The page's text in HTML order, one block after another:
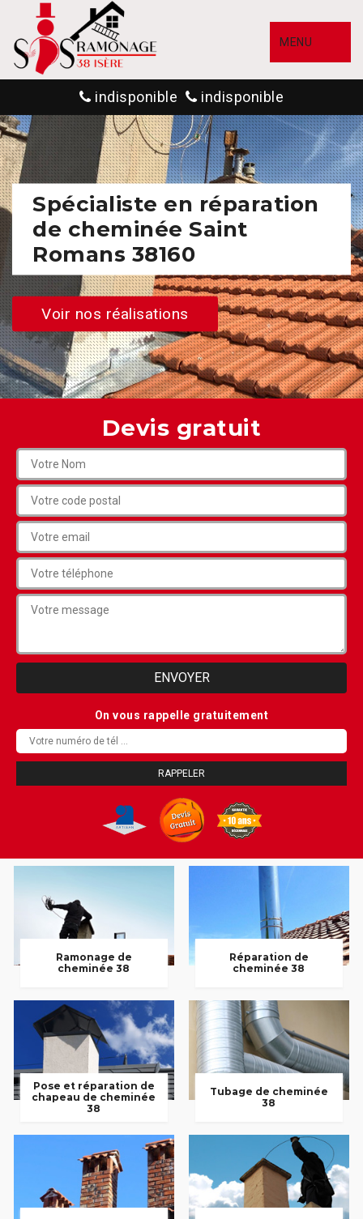
MENU
indisponible indisponible
Spécialiste en réparation
de cheminée Saint
Romans 38160
Voir nos réalisations
Devis gratuit
On vous rappelle gratuitement
Ramonage de
cheminée 38
Réparation de
cheminée 38
Pose et réparation de
chapeau de cheminée
38
Tubage de cheminée
38